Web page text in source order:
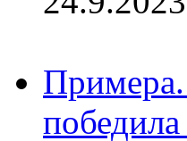
Примера.